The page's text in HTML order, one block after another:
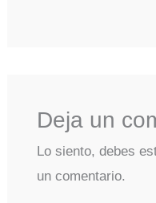
Deja un
Lo siento, debes
un comentario.